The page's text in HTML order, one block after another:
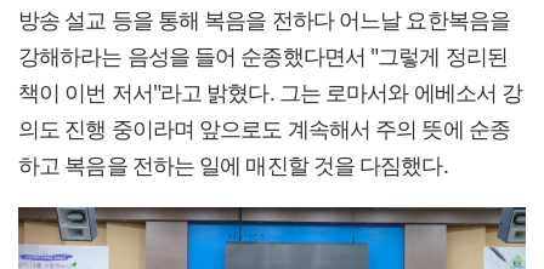
방송 설교 등을 통해 복음을 전하다 어느날 요한복음을
강해하라는 음성을 들어 순종했다면서 "그렇게 정리된
책이 이번 저서"라고 밝혔다. 그는 로마서와 에베소서 강
의도 진행 중이라며 앞으로도 계속해서 주의 뜻에 순종
하고 복음을 전하는 일에 매진할 것을 다짐했다.